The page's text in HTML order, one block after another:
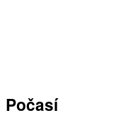
Počasí